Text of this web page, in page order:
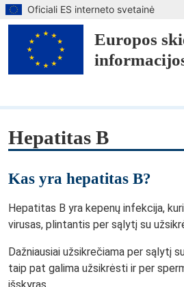
Pereiti
Oficiali ES interneto svetainė
Europos
Main Navigation
Hepatitas B
Kas yra hepatitas B?
Hepatitas B yra kepenų infekcija,
virusas, plintantis per sąlytį su
Dažniausiai užsikrečiama per sąlytį
taip pat galima užsikrėsti ir per